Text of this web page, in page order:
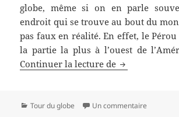
globe, même si on en parle
endroit qui se trouve au bout du
pas faux en réalité. En effet, le
la partie la plus à l’ouest de
Continuer la lecture de Visiter le
Catégories
Tour du globe Un commentaire